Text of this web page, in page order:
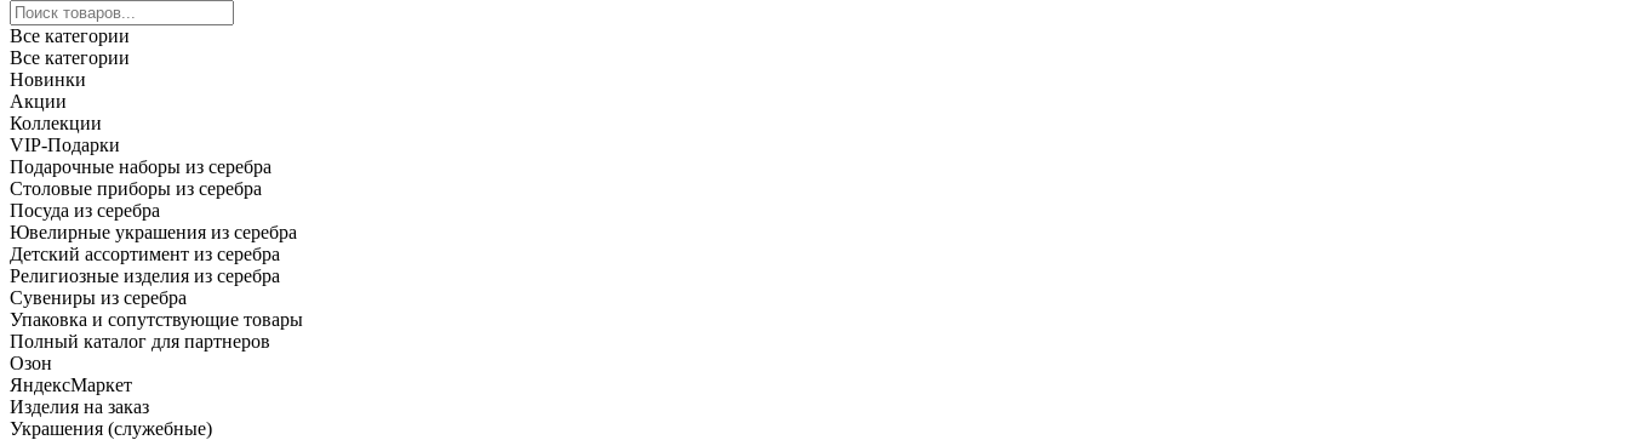
Все категории
Все категории
Новинки
Акции
Коллекции
VIP-Подарки
Подарочные наборы из серебра
Столовые приборы из серебра
Посуда из серебра
Ювелирные украшения из серебра
Детский ассортимент из серебра
Религиозные изделия из серебра
Сувениры из серебра
Упаковка и сопутствующие товары
Полный каталог для партнеров
Озон
ЯндексМаркет
Изделия на заказ
Украшения (служебные)